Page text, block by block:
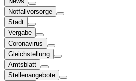
Notfallvorsorge
Stadt
Vergabe
Coronavirus
Gleichstellung
Amtsblatt
Stellenangebote